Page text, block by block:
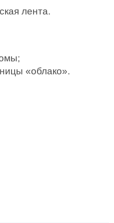
лента.
«облако».